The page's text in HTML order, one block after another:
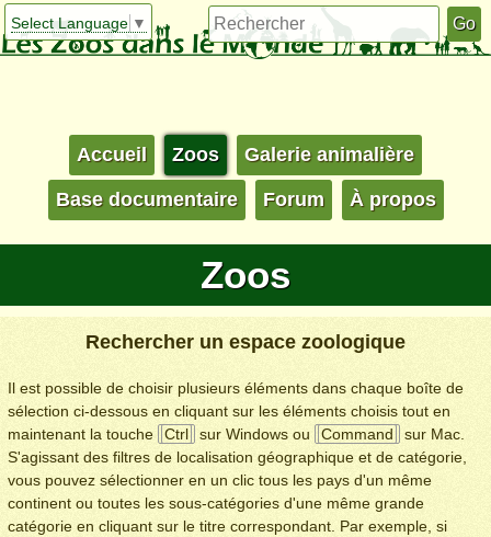
Select Language ▼
Accueil Zoos Galerie animalière
Base documentaire Forum À propos
Zoos
Rechercher un espace zoologique
Il est possible de choisir plusieurs éléments dans chaque boîte de
sélection ci-dessous en cliquant sur les éléments choisis tout en
maintenant la touche
Ctrl sur Windows ou Command
sur Mac.
S'agissant des filtres de localisation géographique et de catégorie,
vous pouvez sélectionner en un clic tous les pays d'un même
continent ou toutes les sous-catégories d'une même grande
catégorie en cliquant sur le titre correspondant. Par exemple, si